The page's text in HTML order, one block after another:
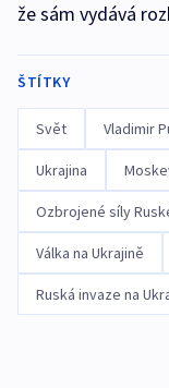
že sám vydává
ŠTÍTKY
Svět Vladimir
Ukrajina
Ozbrojené síly
Válka na Ukrajině
Ruská invaze na